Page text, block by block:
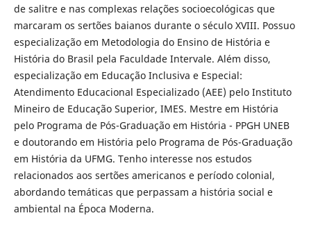
de salitre e nas complexas relações socioecológicas que
marcaram os sertões baianos durante o século XVIII. Possuo
especialização em Metodologia do Ensino de História e
História do Brasil pela Faculdade Intervale. Além disso,
especialização em Educação Inclusiva e Especial:
Atendimento Educacional Especializado (AEE) pelo Instituto
Mineiro de Educação Superior, IMES. Mestre em História
pelo Programa de Pós-Graduação em História - PPGH UNEB
e doutorando em História pelo Programa de Pós-Graduação
em História da UFMG. Tenho interesse nos estudos
relacionados aos sertões americanos e período colonial,
abordando temáticas que perpassam a história social e
ambiental na Época Moderna.